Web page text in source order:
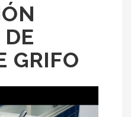
GRIFO